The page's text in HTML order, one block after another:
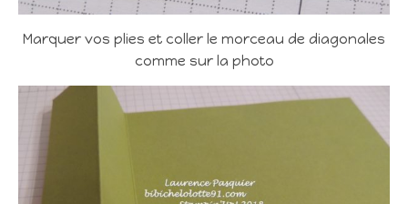
Marquer vos plies et coller le morceau de diagonales
comme sur la photo